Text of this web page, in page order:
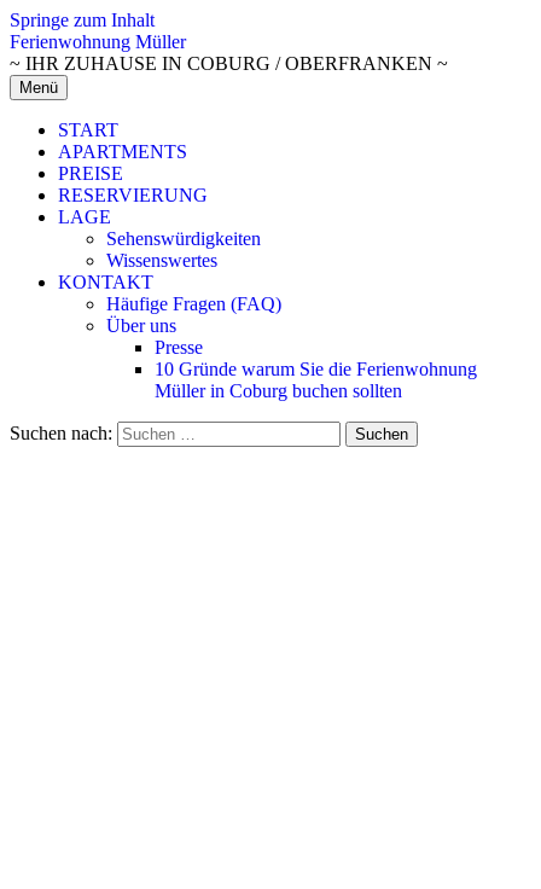
Springe zum Inhalt
Ferienwohnung Müller
~ IHR ZUHAUSE IN COBURG / OBERFRANKEN ~
Menü
START
APARTMENTS
PREISE
RESERVIERUNG
LAGE
Sehenswürdigkeiten
Wissenswertes
KONTAKT
Häufige Fragen (FAQ)
Über uns
Presse
10 Gründe warum Sie die Ferienwohnung
Müller in Coburg buchen sollten
Suchen nach: